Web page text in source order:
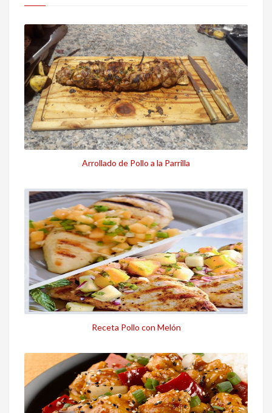
Arrollado de Pollo a la Parrilla
Receta Pollo con Melón